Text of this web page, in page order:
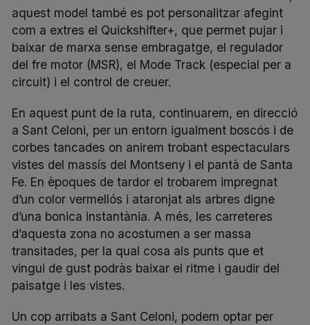
aquest model també es pot personalitzar afegint
com a extres el Quickshifter+, que permet pujar i
baixar de marxa sense embragatge, el regulador
del fre motor (MSR), el Mode Track (especial per a
circuit) i el control de creuer.
En aquest punt de la ruta, continuarem, en direcció
a Sant Celoni, per un entorn igualment boscós i de
corbes tancades on anirem trobant espectaculars
vistes del massís del Montseny i el pantà de Santa
Fe. En èpoques de tardor el trobarem impregnat
d’un color vermellós i ataronjat als arbres digne
d’una bonica instantània. A més, les carreteres
d’aquesta zona no acostumen a ser massa
transitades, per la qual cosa als punts que et
vingui de gust podràs baixar el ritme i gaudir del
paisatge i les vistes.
Un cop arribats a Sant Celoni, podem optar per